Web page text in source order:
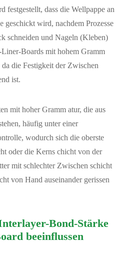
festgestellt, dass die Wellpappe an
geschickt wird, nachdem Prozesse
schneiden und Nageln (Kleben)
Boards mit hohem Gramm
die Festigkeit der Zwischen
ist.
mit hoher Gramm atur, die aus
häufig unter einer
wodurch sich die oberste
oder die Kerns chicht von der
mit schlechter Zwischen schicht
von Hand auseinander gerissen
Bond-Stärke
beeinflussen